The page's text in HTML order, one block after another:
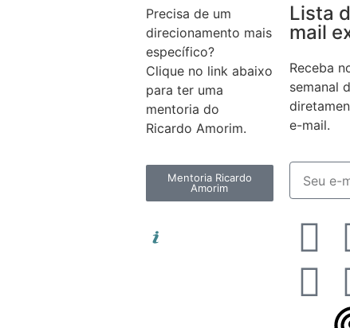
Precisa de um
direcionamento mais
específico?
Clique no link abaixo
para ter uma
mentoria do
Ricardo Amorim.
Mentoria Ricardo
Amorim
Lista
mail
Receba
semanal
e-mail.